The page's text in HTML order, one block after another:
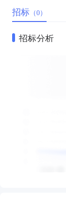
招标 （0）
招标分析